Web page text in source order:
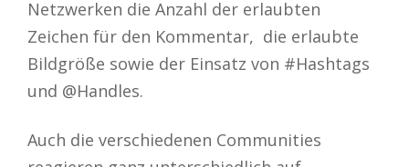
Netzwerken die Anzahl der erlaubten
Zeichen für den Kommentar, die erlaubte
Bildgröße sowie der Einsatz von #Hashtags
und @Handles.
Auch die verschiedenen Communities